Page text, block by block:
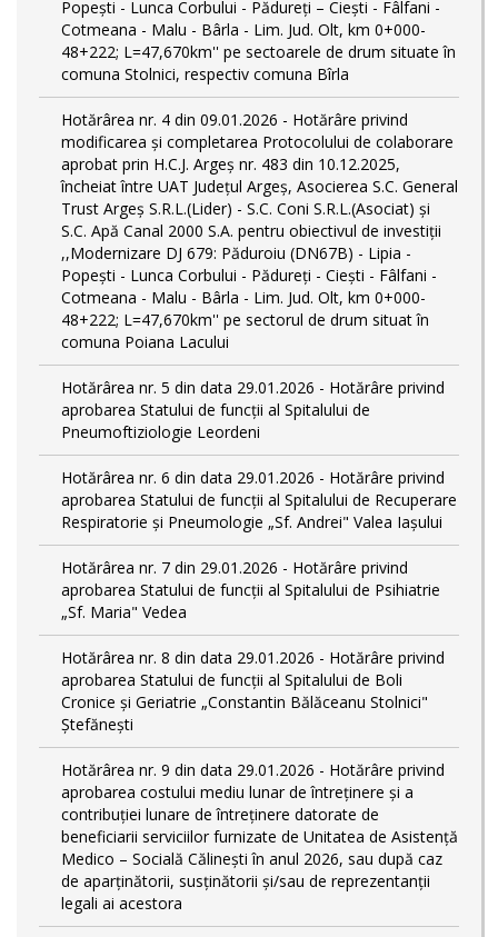
Popești - Lunca Corbului - Pădureți – Ciești - Fâlfani -
Cotmeana - Malu - Bârla - Lim. Jud. Olt, km 0+000-
48+222; L=47,670km'' pe sectoarele de drum situate în
comuna Stolnici, respectiv comuna Bîrla
Hotărârea nr. 4 din 09.01.2026 - Hotărâre privind
modificarea și completarea Protocolului de colaborare
aprobat prin H.C.J. Argeș nr. 483 din 10.12.2025,
încheiat între UAT Județul Argeș, Asocierea S.C. General
Trust Argeș S.R.L.(Lider) - S.C. Coni S.R.L.(Asociat) și
S.C. Apă Canal 2000 S.A. pentru obiectivul de investiții
,,Modernizare DJ 679: Păduroiu (DN67B) - Lipia -
Popești - Lunca Corbului - Pădureți - Ciești - Fâlfani -
Cotmeana - Malu - Bârla - Lim. Jud. Olt, km 0+000-
48+222; L=47,670km'' pe sectorul de drum situat în
comuna Poiana Lacului
Hotărârea nr. 5 din data 29.01.2026 - Hotărâre privind
aprobarea Statului de funcţii al Spitalului de
Pneumoftiziologie Leordeni
Hotărârea nr. 6 din data 29.01.2026 - Hotărâre privind
aprobarea Statului de funcţii al Spitalului de Recuperare
Respiratorie și Pneumologie „Sf. Andrei" Valea Iașului
Hotărârea nr. 7 din 29.01.2026 - Hotărâre privind
aprobarea Statului de funcţii al Spitalului de Psihiatrie
„Sf. Maria" Vedea
Hotărârea nr. 8 din data 29.01.2026 - Hotărâre privind
aprobarea Statului de funcţii al Spitalului de Boli
Cronice și Geriatrie „Constantin Bălăceanu Stolnici"
Ștefănești
Hotărârea nr. 9 din data 29.01.2026 - Hotărâre privind
aprobarea costului mediu lunar de întreținere și a
contribuției lunare de întreținere datorate de
beneficiarii serviciilor furnizate de Unitatea de Asistență
Medico – Socială Călineşti în anul 2026, sau după caz
de aparținătorii, susținătorii și/sau de reprezentanții
legali ai acestora